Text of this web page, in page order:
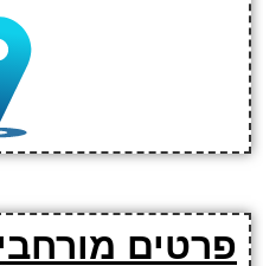
פרטים